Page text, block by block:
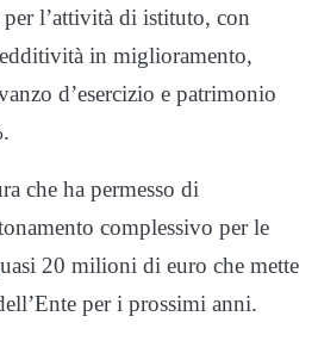
l’attività di istituto, con
in miglioramento,
d’esercizio e patrimonio
che ha permesso di
complessivo perle
20 milioni di euro che mette
per i prossimi anni.